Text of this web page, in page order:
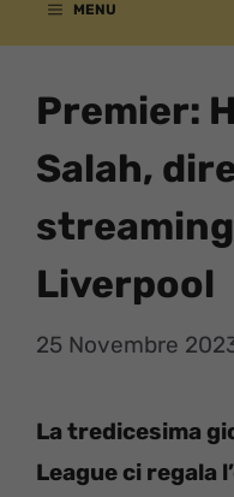
MENU
Premier:
Salah,
Liverpool
25 Novembre
La tredicesima
League ci regala